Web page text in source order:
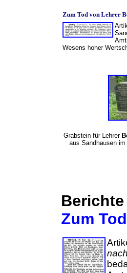
Zum Tod von Lehrer
Wesens hoher
Grabstein für Lehrer
aus Sandhausen im
Zum